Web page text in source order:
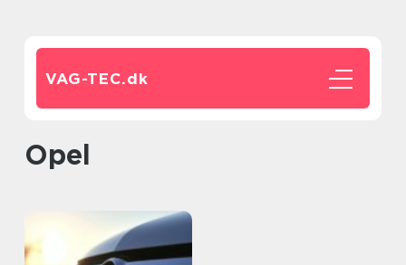
VAG-TEC.dk
opel